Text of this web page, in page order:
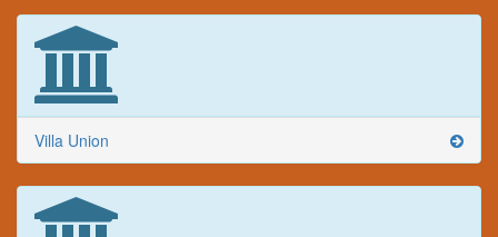
Villa Union